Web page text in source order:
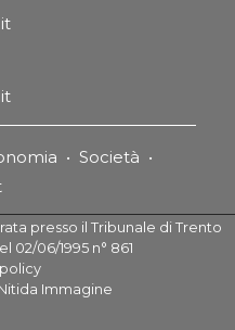
• Società •
presso il Tribunale di Trento
02/06/1995 n° 861
Immagine